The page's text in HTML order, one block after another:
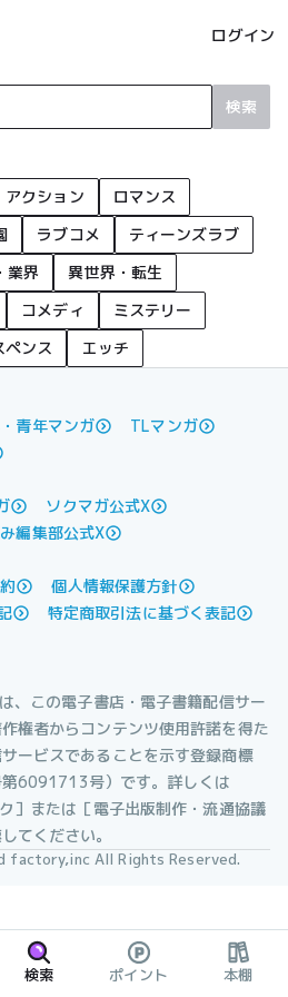
ログイン
検索
アクション
ロマンス
ラブコメ
ティーンズラブ
業界
異世界・転生
コメディ
ミステリー
ペンス エッチ
青年マンガ
TLマンガ
ソクマガ公式X
編集部公式X
個人情報保護方針
特定商取引法に基づく表記
、この電子書店・電子書籍配信サー
権者からコンテンツ使用許諾を得た
ービスであることを示す登録商標
第6091713号）です。詳しくは
ク］または［電子出版制作・流通協議
てください。
factory,inc All Rights Reserved.
検索 ポイント 本棚